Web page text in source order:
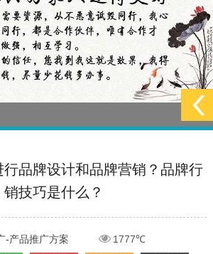
（污水处理项目网... 更多 >
广怎么做，国内知...
体店网络营销技巧...
品牌设计和品牌营销？品牌行
销技巧是什么？
-产品推广方案
1777℃